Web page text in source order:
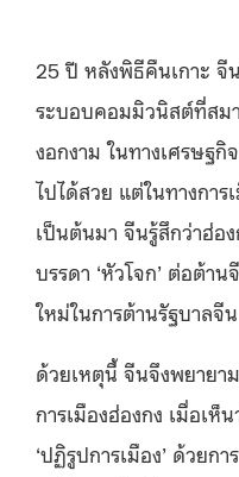
25 ปี หลังพิธีคืนเกาะ จี
ระบอบคอมมิวนิสต์ที่สม
งอกงาม ในทางเศรษฐ
ไปได้สวย แต่ในทางกา
เป็นต้นมา จีนรู้สึกว่าฮ่อ
บรรดา ‘หัวโจก’ ต่อต้า
ใหม่ในการต้านรัฐบาลจีน
ด้วยเหตุนี้ จีนจึงพยายา
การเมืองฮ่องกง เมื่อเห็
‘ปฏิรูปการเมือง’ ด้วยก